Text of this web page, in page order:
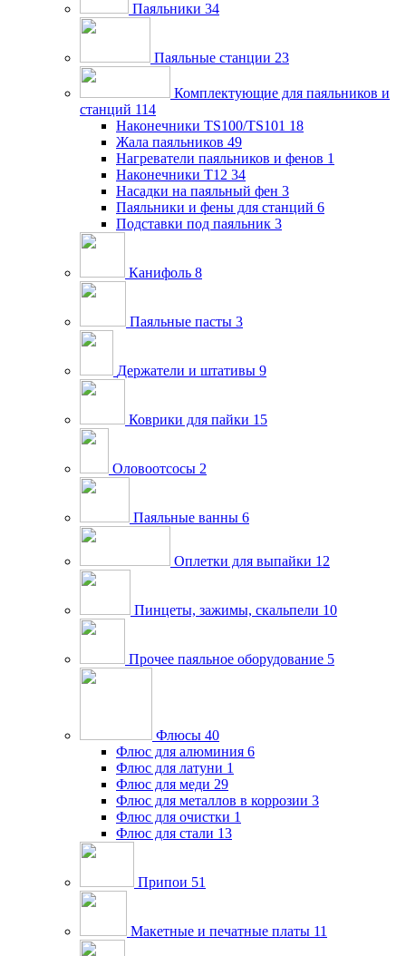
Паяльники 34
Паяльные станции 23
Комплектующие для паяльников и
станций 114
Наконечники TS100/TS101 18
Жала паяльников 49
Нагреватели паяльников и фенов 1
Наконечники T12 34
Насадки на паяльный фен 3
Паяльники и фены для станций 6
Подставки под паяльник 3
Канифоль 8
Паяльные пасты 3
Держатели и штативы 9
Коврики для пайки 15
Оловоотсосы 2
Паяльные ванны 6
Оплетки для выпайки 12
Пинцеты, зажимы, скальпели 10
Прочее паяльное оборудование 5
Флюсы 40
Флюс для алюминия 6
Флюс для латуни 1
Флюс для меди 29
Флюс для металлов в коррозии 3
Флюс для очистки 1
Флюс для стали 13
Припои 51
Макетные и печатные платы 11